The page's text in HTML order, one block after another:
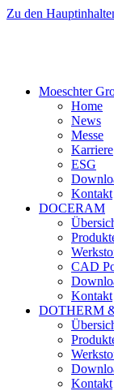
Zu den
Moeschter
Home
News
Messe
Karriere
ESG
Kontakt
DOCERAM
CAD
Kontakt
DOTHERM
Kontakt